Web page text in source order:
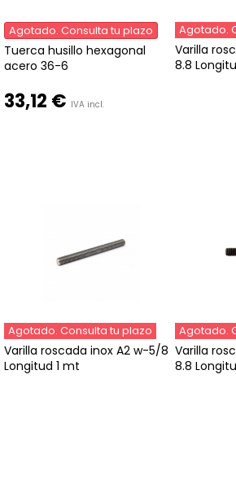
Agotado. Consulta tu plazo
Tuerca husillo hexagonal
acero 36-6
33,12 € IVA incl.
Agotado.
Varilla
8.8
Agotado. Consulta tu plazo
Varilla roscada inox A2 w-5/8
Longitud 1 mt
Agotado.
Varilla
8.8